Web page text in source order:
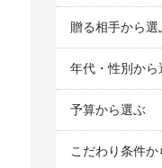
贈る相手から選
年代・性別から
予算から選ぶ
こだわり条件か